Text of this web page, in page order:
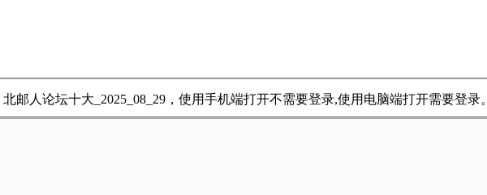
邮人论坛十大_2025_08_29，使用手机端打开不需要登录,使用电脑端打开需要登录